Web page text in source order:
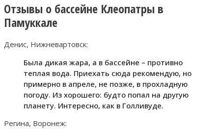
Отзывы о бассейне Клеопатры в
Памуккале
Денис, Нижневартовск:
Была дикая жара, а в бассейне – противно
теплая вода. Приехать сюда рекомендую, но
примерно в апреле, не позже, в прохладную
погоду. Из хорошего: будто попал на другую
планету. Интересно, как в Голливуде.
Регина, Воронеж: